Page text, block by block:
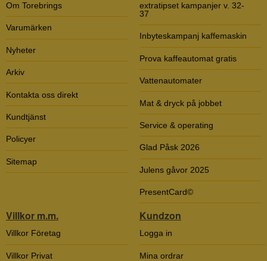
Om Torebrings
Varumärken
Nyheter
Arkiv
Kontakta oss direkt
Kundtjänst
Policyer
Sitemap
extratipset kampanjer v. 32-
37
Inbyteskampanj kaffemaskin
Prova kaffeautomat gratis
Vattenautomater
Mat & dryck på jobbet
Service & operating
Glad Påsk 2026
Julens gåvor 2025
PresentCard©
Villkor m.m.
Villkor Företag
Villkor Privat
Kundzon
Logga in
Mina ordrar